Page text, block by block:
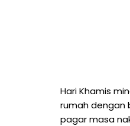
Hari Khamis
rumah dengan
pagar masa